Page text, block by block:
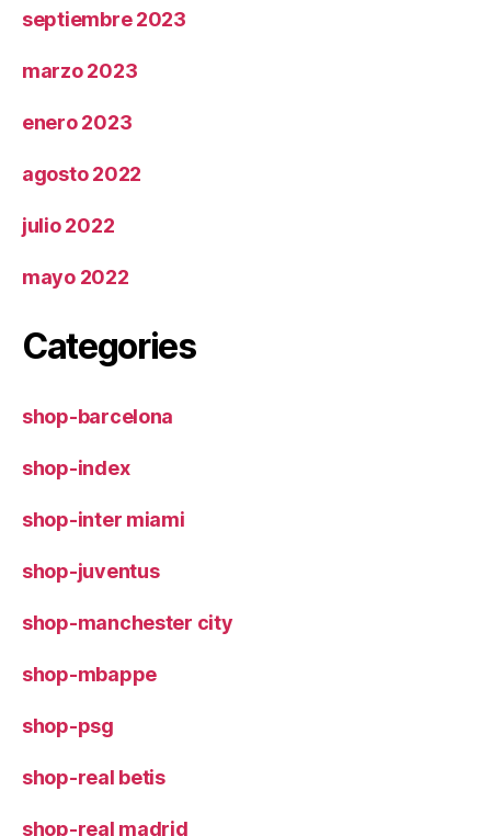
septiembre 2023
marzo 2023
enero 2023
agosto 2022
julio 2022
mayo 2022
Categories
shop-barcelona
shop-index
shop-inter miami
shop-juventus
shop-manchester city
shop-mbappe
shop-psg
shop-real betis
shop-real madrid